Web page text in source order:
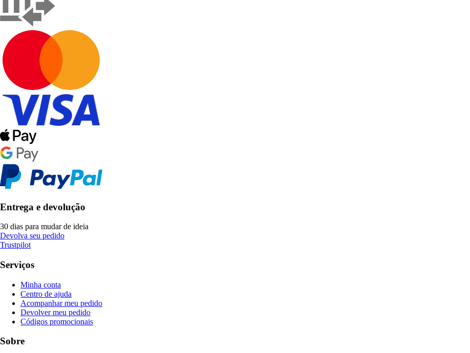
Entrega e devolução
30 dias para mudar de ideia
Devolva seu pedido
Trustpilot
Serviços
Minha conta
Centro de ajuda
Acompanhar meu pedido
Devolver meu pedido
Códigos promocionais
Sobre